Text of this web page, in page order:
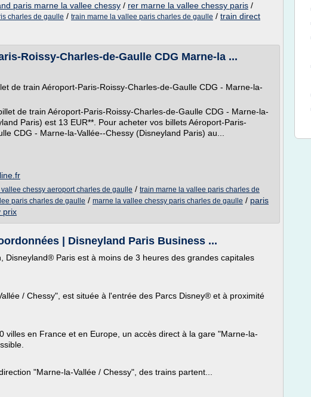
paris marne la vallee chessy / rer marne la vallee chessy paris /
charles de gaulle / train marne la vallee paris charles de gaulle / train direct
Roissy-Charles-de-Gaulle CDG Marne-la ...
de train Aéroport-Paris-Roissy-Charles-de-Gaulle CDG - Marne-la-
de train Aéroport-Paris-Roissy-Charles-de-Gaulle CDG - Marne-la-
Paris) est 13 EUR**. Pour acheter vos billets Aéroport-Paris-
CDG - Marne-la-Vallée--Chessy (Disneyland Paris) au...
chessy aeroport charles de gaulle / train marne la vallee paris charles de
paris charles de gaulle / marne la vallee chessy paris charles de gaulle / paris
prix
| Disneyland Paris Business ...
Disneyland® Paris est à moins de 3 heures des grandes capitales
/ Chessy", est située à l'entrée des Parcs Disney® et à proximité
villes en France et en Europe, un accès direct à la gare "Marne-la-
"Marne-la-Vallée / Chessy", des trains partent...